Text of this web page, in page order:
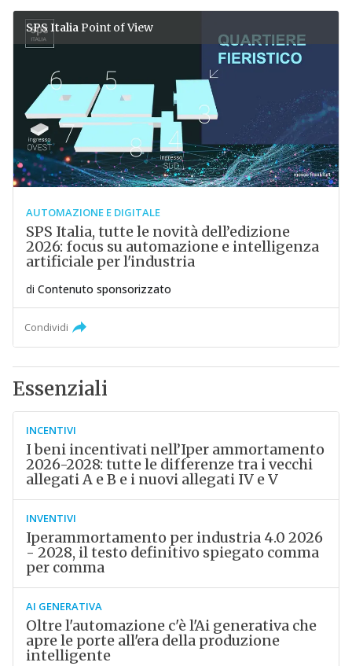
SPS ItaliaPoint of View
AUTOMAZIONE E DIGITALE
SPS Italia, tutte le novità dell’edizione
2026: focus su automazione e intelligenza
artificiale per l'industria
di Contenuto sponsorizzato
Condividi
Essenziali
INCENTIVI
I beni incentivati nell’Iper ammortamento
2026-2028: tutte le differenze tra i vecchi
allegati A e B e i nuovi allegati IV e V
INVENTIVI
Iperammortamento per industria 4.0 2026
- 2028, il testo definitivo spiegato comma
per comma
AI GENERATIVA
Oltre l'automazione c'è l'Ai generativa che
apre le porte all'era della produzione
intelligente